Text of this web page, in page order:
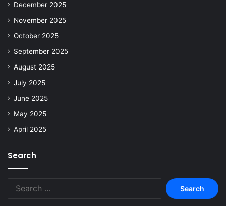
December 2025
November 2025
October 2025
September 2025
August 2025
July 2025
June 2025
May 2025
April 2025
Search